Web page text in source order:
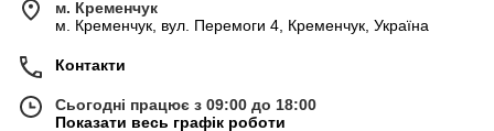
м. Кременчук
м. Кременчук, вул. Перемоги 4, Кременчук, Україна
Контакти
Сьогодні працює з 09:00 до 18:00
Показати весь графік роботи